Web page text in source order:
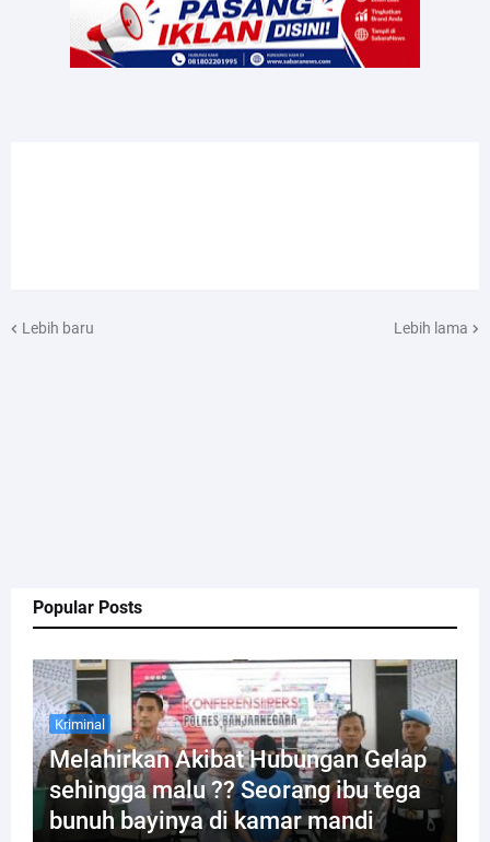
Popular Posts
Kriminal
Melahirkan Akibat Hubungan Gelap
sehingga malu ?? Seorang ibu tega
bunuh bayinya di kamar mandi
Lebih baru Lebih lama